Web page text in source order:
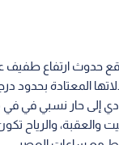
حدوث ارتفاع طفيف
المعتادة بحدود
إلى حار نسبي في في
والعقبة، والرياح